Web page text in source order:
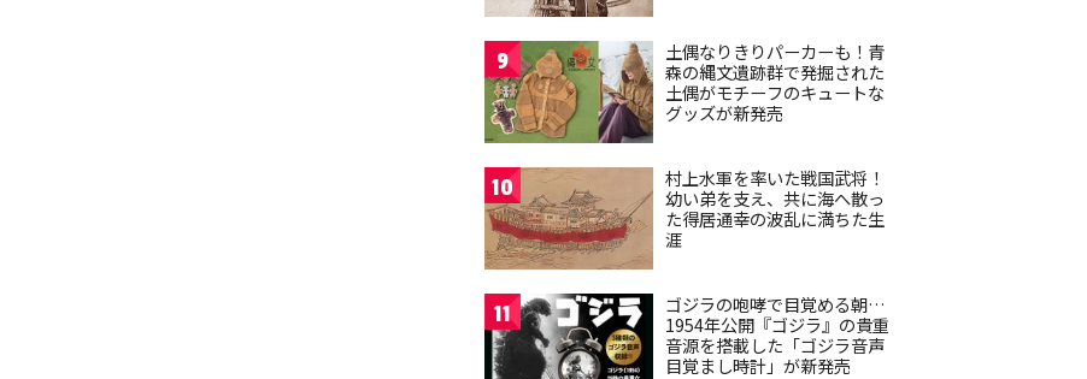
9
土偶なりきりパーカーも！青
森の縄文遺跡群で発掘された
土偶がモチーフのキュートな
グッズが新発売
10
村上水軍を率いた戦国武将！
幼い弟を支え、共に海へ散っ
た得居通幸の波乱に満ちた生
涯
11
ゴジラの咆哮で目覚める朝…
1954年公開『ゴジラ』の貴重
音源を搭載した「ゴジラ音声
目覚まし時計」が新発売